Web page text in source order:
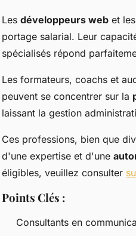
Les développeurs web et
portage salarial. Leur
spécialisés répond
Les formateurs, coachs et
peuvent se concentrer sur la
laissant la gestion
Ces professions, bien que
d'une expertise et d'une
éligibles, veuillez consulter
Points Clés :
Consultants en